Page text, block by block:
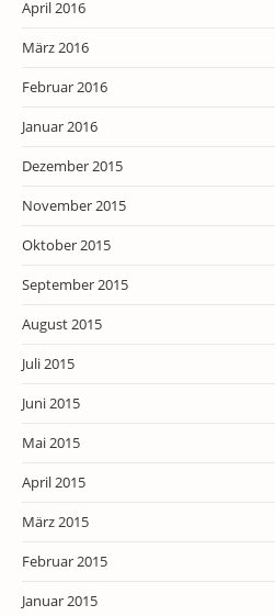
April 2016
März 2016
Februar 2016
Januar 2016
Dezember 2015
November 2015
Oktober 2015
September 2015
August 2015
Juli 2015
Juni 2015
Mai 2015
April 2015
März 2015
Februar 2015
Januar 2015